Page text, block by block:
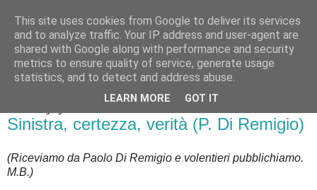
Badiale & Tringali
Sinistra, certezza, verità (P. Di Remigio)
(Riceviamo da Paolo Di Remigio e volentieri pubblichiamo.
M.B.)
This site uses cookies from Google to deliver its services
and to analyze traffic. Your IP address and user-agent are
shared with Google along with performance and security
metrics to ensure quality of service, generate usage
statistics, and to detect and address abuse.
LEARN MORE GOT IT